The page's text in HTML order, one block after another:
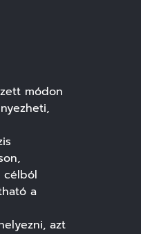
módon
célból
a
azt